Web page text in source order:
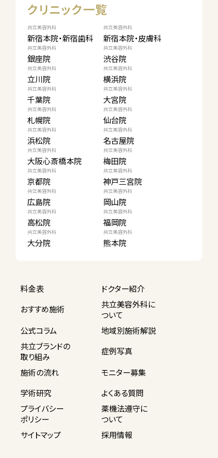
クリニック一覧
共立美容外科
新宿本院・新宿歯科
共立美容外科
新宿本院・皮膚科
共立美容外科
銀座院
共立美容外科
渋谷院
共立美容外科
立川院
共立美容外科
横浜院
共立美容外科
千葉院
共立美容外科
大宮院
共立美容外科
札幌院
共立美容外科
仙台院
共立美容外科
浜松院
共立美容外科
名古屋院
共立美容外科
大阪心斎橋本院
共立美容外科
梅田院
共立美容外科
京都院
共立美容外科
神戸三宮院
共立美容外科
広島院
共立美容外科
岡山院
共立美容外科
高松院
共立美容外科
福岡院
共立美容外科
大分院
共立美容外科
熊本院
料金表
ドクター紹介
おすすめ施術
共立美容外科に
ついて
公式コラム
地域別施術解説
共立ブランドの
取り組み
症例写真
施術の流れ
モニター募集
学術研究
よくある質問
プライバシー
ポリシー
薬機法遵守に
ついて
サイトマップ
採用情報